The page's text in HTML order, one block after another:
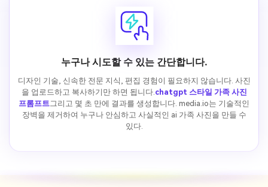
누구나 시도할 수 있는 간단합니다.
디자인 기술, 신속한 전문 지식, 편집 경험이 필요하지 않습니다. 사진
을 업로드하고 복사하기만 하면 됩니다.chatgpt 스타일 가족 사진
프롬프트그리고 몇 초 만에 결과를 생성합니다. media.io는 기술적인
장벽을 제거하여 누구나 안심하고 사실적인 ai 가족 사진을 만들 수
있다.